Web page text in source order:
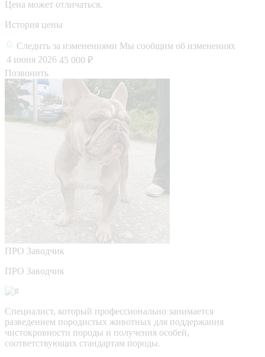
Цена может отличаться.
История цены
Следить за изменениями Мы сообщим об изменениях
4 июня 2026 45 000 ₽
Позвонить
ПРО Заводчик
ПРО Заводчик
Специалист, который профессионально занимается
разведением породистых животных для поддержания
чистокровности породы и получения особей,
соответствующих стандартам породы.